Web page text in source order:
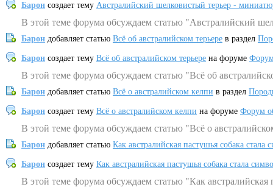
Барон создает тему Австралийский шелковистый терьер -
В этой теме форума обсуждаем статью "Австралийский
Барон добавляет статью Всё об австралийском терьере в раздел
Барон создает тему Всё об австралийском терьере на форуме
В этой теме форума обсуждаем статью "Всё об
Барон добавляет статью Всё о австралийском келпи в раздел
Барон создает тему Всё о австралийском келпи на форуме Форум
В этой теме форума обсуждаем статью "Всё о
Барон добавляет статью Как австралийская пастушья собака
Барон создает тему Как австралийская пастушья собака стала
В этой теме форума обсуждаем статью "Как